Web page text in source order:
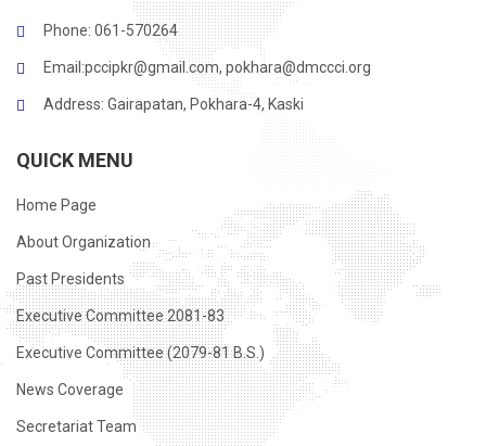
Phone: 061-570264
Email:pccipkr@gmail.com, pokhara@dmccci.org
Address: Gairapatan, Pokhara-4, Kaski
QUICK MENU
Home Page
About Organization
Past Presidents
Executive Committee 2081-83
Executive Committee (2079-81 B.S.)
News Coverage
Secretariat Team